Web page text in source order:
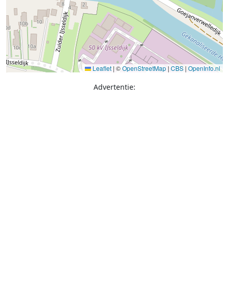
Leaflet | ©OpenStreetMap | CBS | OpenInfo.nl
Advertentie: